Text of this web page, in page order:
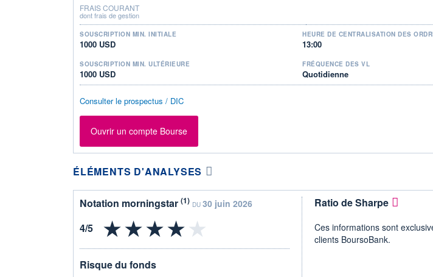
FRAIS COURANT
dont frais de gestion
SOUSCRIPTION MIN. INITIALE
1000 USD
HEURE DE CENTRALISATION DES
13:00
SOUSCRIPTION MIN. ULTÉRIEURE
1000 USD
FRÉQUENCE DES VL
Quotidienne
Consulter le prospectus / DIC
Ouvrir un compte Bourse
ÉLÉMENTS D'ANALYSES
Notation morningstar (1) DU 30 juin 2026
Risque du fonds
Ratio de Sharpe
Ces informations sont
clients BoursoBank.